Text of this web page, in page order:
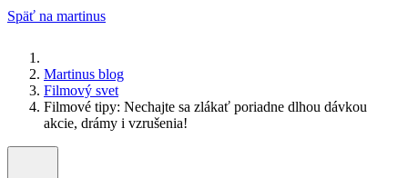
Späť na martinus
Martinus blog
Filmový svet
Filmové tipy: Nechajte sa zlákať poriadne dlhou dávkou
akcie, drámy i vzrušenia!